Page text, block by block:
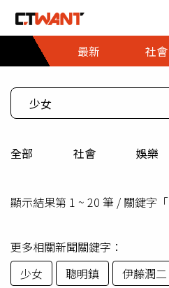
最新
社會
全部 社會 娛樂
顯示結果第 1 ~ 20 筆 / 關鍵字「
更多相關新聞關鍵字：
少女
聰明鎮 伊藤潤二